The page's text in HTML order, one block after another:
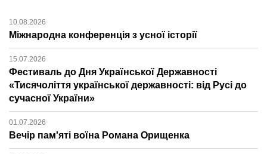
10.08.2026
Міжнародна конференція з усної історії
15.07.2026
Фестиваль до Дня Української Державності
«Тисячоліття української державності: від Русі до
сучасної України»
01.07.2026
Вечір пам'яті воїна Романа Орищенка